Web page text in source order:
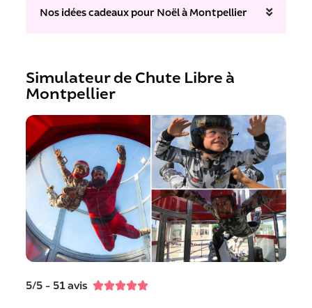
Nos idées cadeaux pour Noël à Montpellier
Simulateur de Chute Libre à
Montpellier
5/5 - 51 avis 